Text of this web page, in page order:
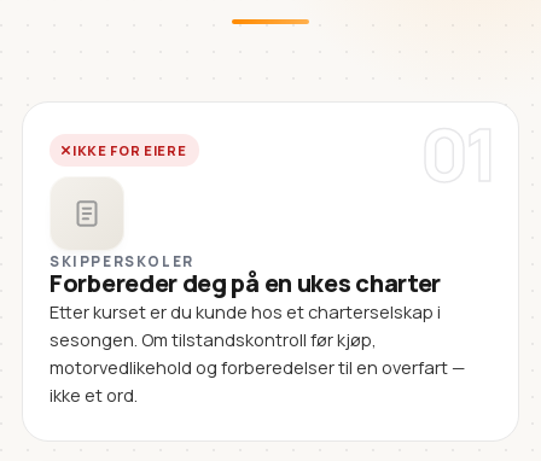
01
IKKE FOR EIERE
SKIPPERSKOLER
Forbereder deg på en ukes charter
Etter kurset er du kunde hos et charterselskap i
sesongen. Om tilstandskontroll før kjøp,
motorvedlikehold og forberedelser til en overfart —
ikke et ord.